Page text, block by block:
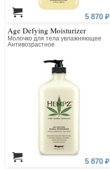
5 870 ₽
Age Defying Moisturizer
Молочко для тела увлажняющее
Антивозрастное
5 870 ₽